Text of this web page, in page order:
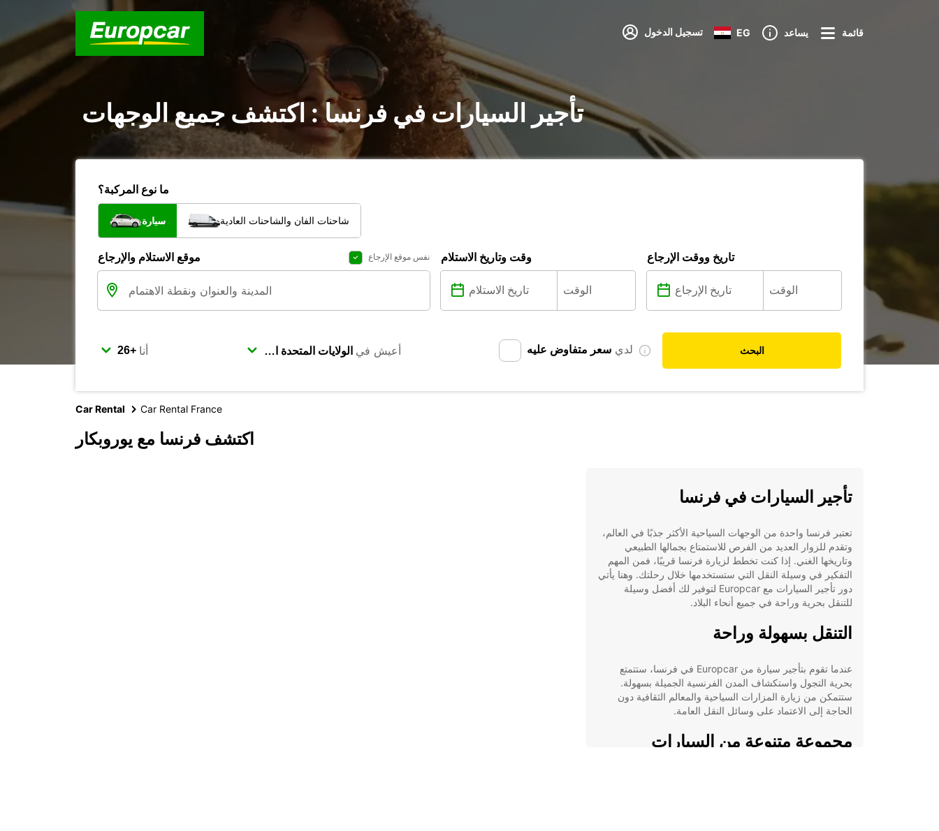
تسجيل الدخول EG يساعد قائمة
تأجير السيارات في فرنسا : اكتشف جميع الوجهات
ما نوع المركبة؟
سيارة شاحنات الفان والشاحنات العادية
موقع الاستلام والإرجاع نفس موقع الإرجاع وقت وتاريخ الاستلام تاريخ ووقت الإرجاع
أنا أعيش في لدي سعر متفاوض عليه البحث
Car Rental Car Rental France
اكتشف فرنسا مع يوروبكار
تأجير السيارات في فرنسا
تعتبر فرنسا واحدة من الوجهات السياحية الأكثر جذبًا في العالم،
وتقدم للزوار العديد من الفرص للاستمتاع بجمالها الطبيعي
وتاريخها الغني. إذا كنت تخطط لزيارة فرنسا قريبًا، فمن المهم
التفكير في وسيلة النقل التي ستستخدمها خلال رحلتك. وهنا يأتي
دور تأجير السيارات مع Europcar لتوفير لك أفضل وسيلة
للتنقل بحرية وراحة في جميع أنحاء البلاد.
التنقل بسهولة وراحة
عندما تقوم بتأجير سيارة من Europcar في فرنسا، ستتمتع
بحرية التجول واستكشاف المدن الفرنسية الجميلة بسهولة.
ستتمكن من زيارة المزارات السياحية والمعالم الثقافية دون
الحاجة إلى الاعتماد على وسائل النقل العامة.
مجموعة متنوعة من السيارات